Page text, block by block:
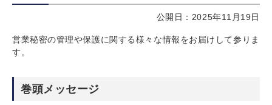
公開日：2025年11月19日
営業秘密の管理や保護に関する様々な情報をお届けして参りま
す。
巻頭メッセージ